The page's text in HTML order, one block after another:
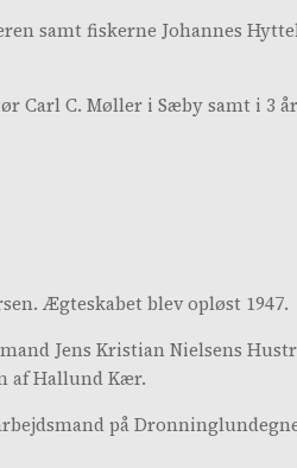
samt fiskerne Johannes
Carl C. Møller i Sæby samt i 3
Ægteskabet blev opløst 1947.
Jens Kristian Nielsens
af Hallund Kær.
på